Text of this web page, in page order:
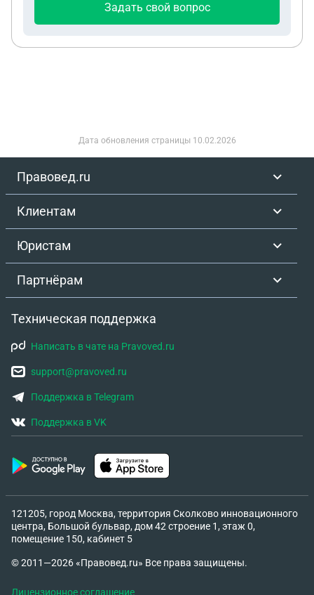
Задать свой вопрос
Дата обновления страницы 10.02.2026
Правовед.ru
Клиентам
Юристам
Партнёрам
Техническая поддержка
Написать в чате на Pravoved.ru
support@pravoved.ru
Поддержка в Telegram
Поддержка в VK
121205, город Москва, территория Сколково инновационного
центра, Большой бульвар, дом 42 строение 1, этаж 0,
помещение 150, кабинет 5
© 2011—2026 «Правовед.ru» Все права защищены.
Лицензионное соглашение